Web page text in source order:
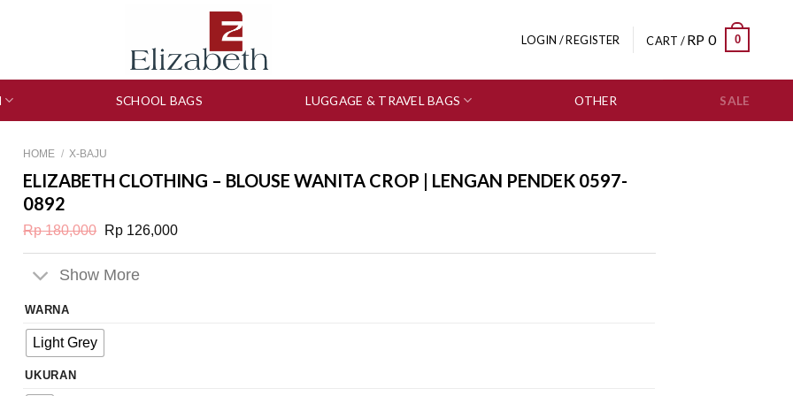
LOGIN / REGISTER CART /RP 0 0
SCHOOL BAGS LUGGAGE & TRAVEL BAGS OTHER SALE
HOME / X-BAJU
ELIZABETH CLOTHING – BLOUSE WANITA CROP | LENGAN PENDEK 0597-
0892
Rp180,000
Original
price
Rp126,000Current
price
Show More
WARNA
Light Grey
UKURAN